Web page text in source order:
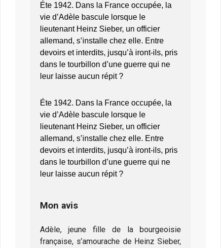
Éte 1942. Dans la France occupée, la
vie d’Adèle bascule lorsque le
lieutenant Heinz Sieber, un officier
allemand, s’installe chez elle. Entre
devoirs et interdits, jusqu’à iront-ils, pris
dans le tourbillon d’une guerre qui ne
leur laisse aucun répit ?
Éte 1942. Dans la France occupée, la
vie d’Adèle bascule lorsque le
lieutenant Heinz Sieber, un officier
allemand, s’installe chez elle. Entre
devoirs et interdits, jusqu’à iront-ils, pris
dans le tourbillon d’une guerre qui ne
leur laisse aucun répit ?
Mon avis
Adèle, jeune fille de la bourgeoisie
française, s’amourache de Heinz Sieber,